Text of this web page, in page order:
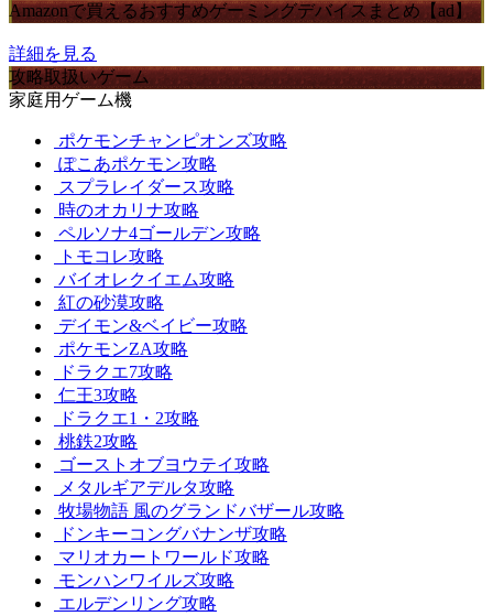
Amazonで買えるおすすめゲーミングデバイスまとめ【ad】
詳細を見る
攻略取扱いゲーム
家庭用ゲーム機
ポケモンチャンピオンズ攻略
ぽこあポケモン攻略
スプラレイダース攻略
時のオカリナ攻略
ペルソナ4ゴールデン攻略
トモコレ攻略
バイオレクイエム攻略
紅の砂漠攻略
デイモン&ベイビー攻略
ポケモンZA攻略
ドラクエ7攻略
仁王3攻略
ドラクエ1・2攻略
桃鉄2攻略
ゴーストオブヨウテイ攻略
メタルギアデルタ攻略
牧場物語 風のグランドバザール攻略
ドンキーコングバナンザ攻略
マリオカートワールド攻略
モンハンワイルズ攻略
エルデンリング攻略